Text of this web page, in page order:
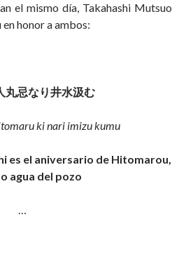
el mismo día, Takahashi Mutsuo
honor a ambos:
丸忌なり井水汲む
ki nari imizu kumu
es el aniversario de Hitomarou,
agua del pozo
…